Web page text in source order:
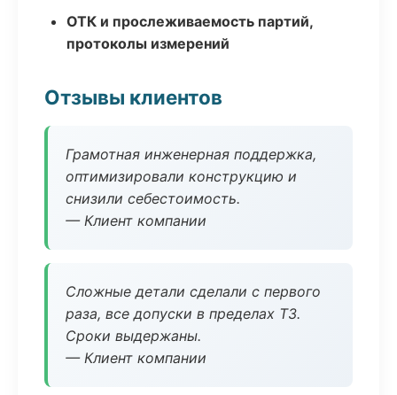
ОТК и прослеживаемость партий,
протоколы измерений
Отзывы клиентов
Грамотная инженерная поддержка,
оптимизировали конструкцию и
снизили себестоимость.
— Клиент компании
Сложные детали сделали с первого
раза, все допуски в пределах ТЗ.
Сроки выдержаны.
— Клиент компании